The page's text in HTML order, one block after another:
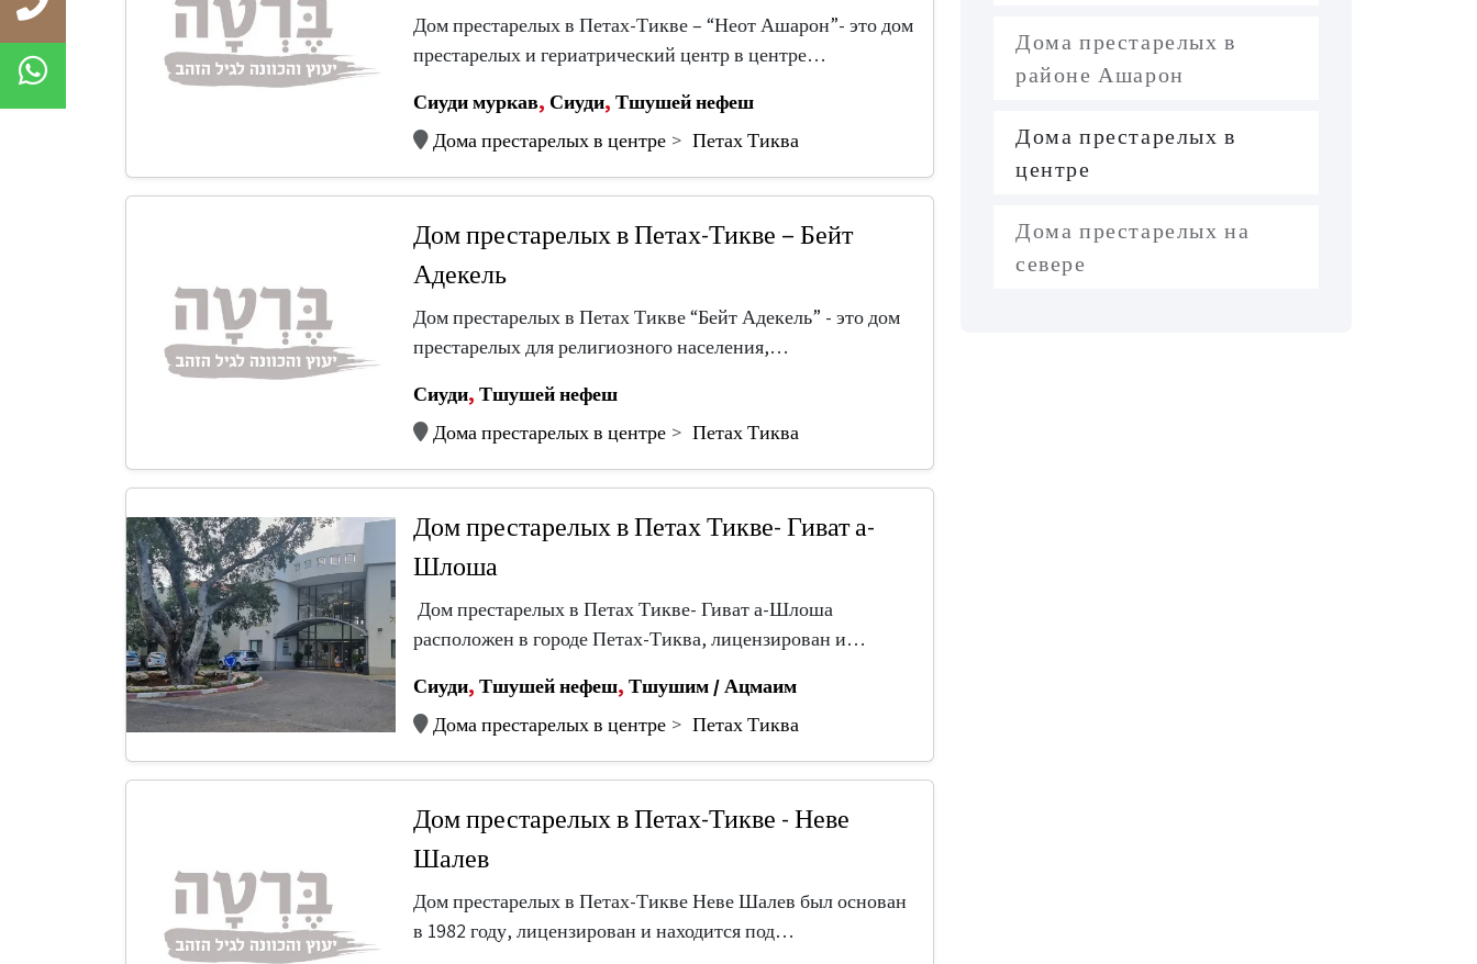
Дом престарелых в Петах-Тикве – “Неот Ашарон”- это дом
престарелых и гериатрический центр в центре…
Сиуди муркав, Сиуди, Тшушей нефеш
Дома престарелых в центре
Петах Тиква
Дом престарелых в Петах-Тикве – Бейт
Адекель
Дом престарелых в Петах Тикве “Бейт Адекель” - это дом
престарелых для религиозного населения,…
Сиуди, Тшушей нефеш
Дома престарелых в центре
Петах Тиква
Дом престарелых в Петах Тикве- Гиват а-
Шлоша
Дом престарелых в Петах Тикве- Гиват а-Шлоша
расположен в городе Петах-Тиква, лицензирован и…
Сиуди, Тшушей нефеш, Тшушим / Ацмаим
Дома престарелых в центре
Петах Тиква
Дом престарелых в Петах-Тикве - Неве
Шалев
Дом престарелых в Петах-Тикве Неве Шалев был основан
в 1982 году, лицензирован и находится под…
Дома престарелых в
районе Ашарон
Дома престарелых в
центре
Дома престарелых на
севере